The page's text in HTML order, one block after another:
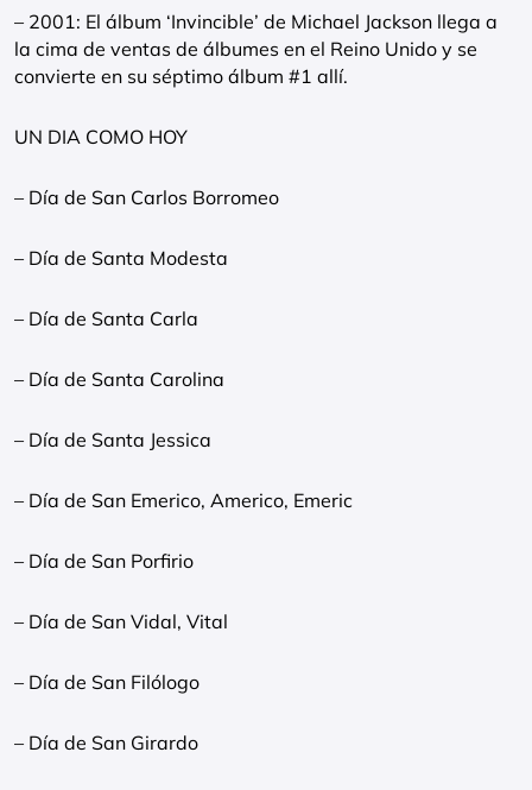
– 2001: El álbum ‘Invincible’ de Michael Jackson llega a
la cima de ventas de álbumes en el Reino Unido y se
convierte en su séptimo álbum #1 allí.
UN DIA COMO HOY
– Día de San Carlos Borromeo
– Día de Santa Modesta
– Día de Santa Carla
– Día de Santa Carolina
– Día de Santa Jessica
– Día de San Emerico, Americo, Emeric
– Día de San Porfirio
– Día de San Vidal, Vital
– Día de San Filólogo
– Día de San Girardo